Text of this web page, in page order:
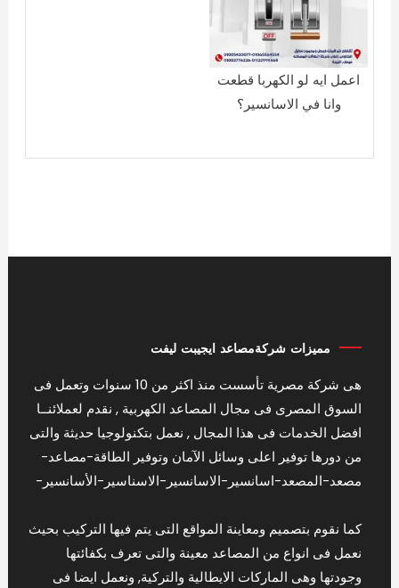
اعمل ايه لو الكهربا قطعت
وانا في الاسانسير؟
مميزات شركةمصاعد ايجيبت ليفت
هى شركة مصرية تأسست منذ اكثر من 10 سنوات وتعمل فى
السوق المصرى فى مجال المصاعد الكهربية , نقدم لعملائنــا
افضل الخدمات فى هذا المجال , نعمل بتكنولوجيا حديثة والتى
من دورها توفير اعلى وسائل الآمان وتوفير الطاقة-مصاعد-
مصعد-المصعد-اسانسير-الاسانسير-الاسناسير-الأسانسير-
كما نقوم بتصميم ومعاينة المواقع التى يتم فيها التركيب بحيث
نعمل فى انواع من المصاعد معينة والتى تعرف بكفائتها
وجودتها وهى الماركات الايطالية والتركية, ونعمل ايضا فى